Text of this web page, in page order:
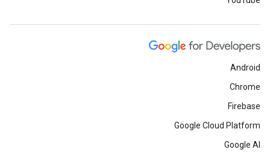
Android
Chrome
Firebase
Google Cloud Platform
Google AI